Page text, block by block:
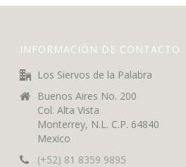
INFORMACIÓN DE CONTACTO
Los Siervos de la Palabra
Buenos Aires No. 200
Col. Alta Vista
Monterrey, N.L. C.P. 64840
Mexico
(+52) 81 8359 9895